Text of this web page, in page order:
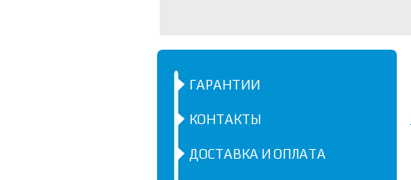
ГАРАНТИИ
КОНТАКТЫ
ДОСТАВКА И ОПЛАТА